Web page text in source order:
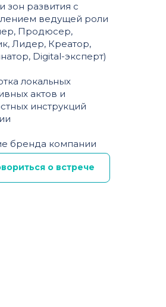
зон развития с
ведущей роли
Продюсер,
Лидер, Креатор,
Digital-эксперт)
локальных
актов и
инструкций
бренда компании
о встрече